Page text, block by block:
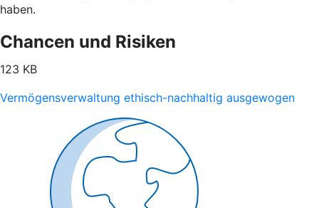
haben.
Chancen und Risiken
123 KB
Vermögensverwaltung ethisch-nachhaltig ausgewogen